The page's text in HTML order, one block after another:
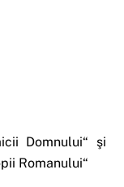
Domnului“ şi
Romanului“